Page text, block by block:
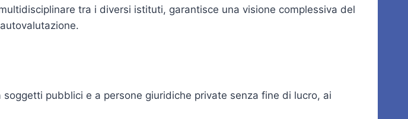
tra i diversi istituti, garantisce una visione complessiva del
pubblici e a persone giuridiche private senza fine di lucro, ai